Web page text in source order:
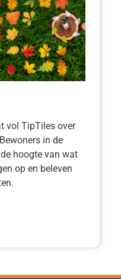
vol TipTiles over
in de
hoogte van wat
op en beleven